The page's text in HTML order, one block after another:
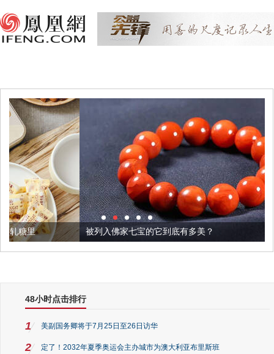
被列入佛家七宝的它到底有多美？
48小时点击排行
1 美副国务卿将于7月25日至26日访华
2 定了！2032年夏季奥运会主办城市为澳大利亚布里斯班